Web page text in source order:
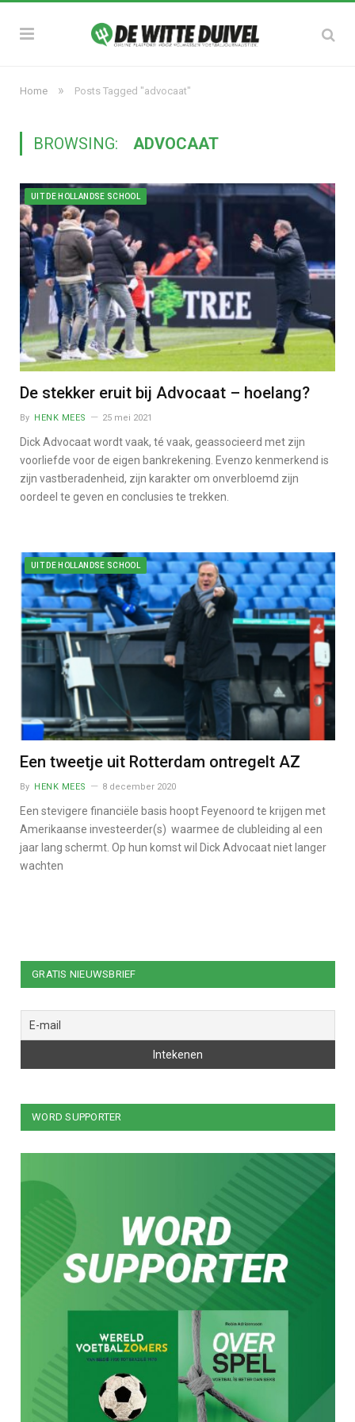
Home » Posts Tagged "advocaat"
BROWSING: ADVOCAAT
UIT DE HOLLANDSE SCHOOL
De stekker eruit bij Advocaat – hoelang?
By HENK MEES 25 mei 2021
Dick Advocaat wordt vaak, té vaak, geassocieerd met zijn
voorliefde voor de eigen bankrekening. Evenzo kenmerkend is
zijn vastberadenheid, zijn karakter om onverbloemd zijn
oordeel te geven en conclusies te trekken.
UIT DE HOLLANDSE SCHOOL
Een tweetje uit Rotterdam ontregelt AZ
By HENK MEES 8 december 2020
Een stevigere financiële basis hoopt Feyenoord te krijgen met
Amerikaanse investeerder(s) waarmee de clubleiding al een
jaar lang schermt. Op hun komst wil Dick Advocaat niet langer
wachten
GRATIS NIEUWSBRIEF
WORD SUPPORTER